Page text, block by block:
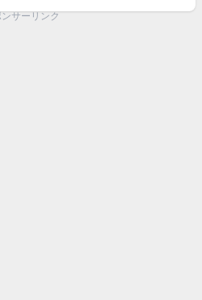
サーリンク